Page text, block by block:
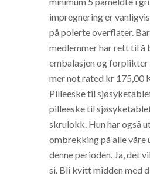
impregnering er
på polerte overflater.
medlemmer har rett til å
embalasjen og forplikter
mer not rated kr 175,00
Pilleeske til
pilleeske til
skrulokk. Hun har også
ombrekking på alle våre
denne perioden. Ja, det
si. Bli kvitt midden med